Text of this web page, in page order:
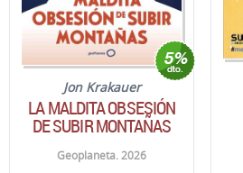
Jon Krakauer
LA MALDITA OBSESIÓN
DE SUBIR MONTAÑAS
Geoplaneta. 2026